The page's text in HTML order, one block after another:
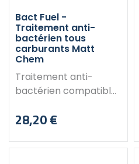
Bact Fuel -
Traitement anti-
bactérien tous
carburants Matt
Chem
Traitement anti-
bactérien compatible
: essence, fuel, gasoil,
Caractéristiques : Effet
Prix
28,20 €